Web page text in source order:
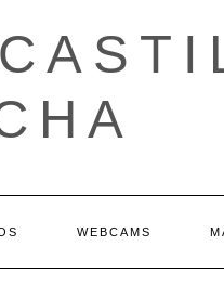
WEBCAMS